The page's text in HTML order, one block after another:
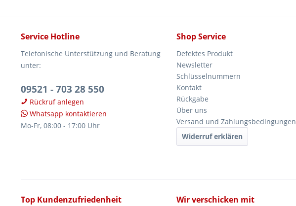
Service Hotline
Telefonische Unterstützung und Beratung
unter:
09521 - 703 28 550
Rückruf anlegen
Whatsapp kontaktieren
Mo-Fr, 08:00 - 17:00 Uhr
Shop Service
Defektes Produkt
Newsletter
Schlüsselnummern
Kontakt
Rückgabe
Über uns
Versand und Zahlungsbedingungen
Widerruf erklären
Top Kundenzufriedenheit Wir verschicken mit